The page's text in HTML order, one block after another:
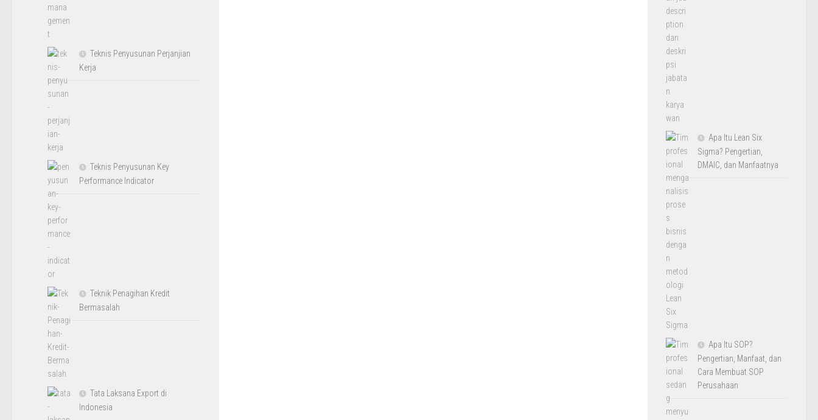
Teknis Penyusunan Perjanjian
Kerja
Teknis Penyusunan Key
Performance Indicator
Teknik Penagihan Kredit
Bermasalah
Tata Laksana Export di
Indonesia
Apa Itu Lean Six
Sigma? Pengertian,
DMAIC, dan Manfaatnya
Apa Itu SOP?
Pengertian, Manfaat, dan
Cara Membuat SOP
Perusahaan